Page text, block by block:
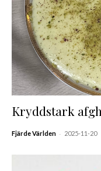
Kryddstark
Fjärde Världen - 2025-11-20